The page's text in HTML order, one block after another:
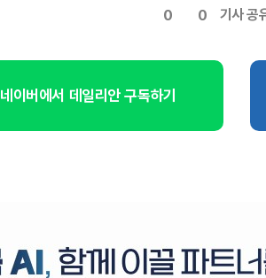
0 0 기사 공
네이버에서 데일리안 구독하기